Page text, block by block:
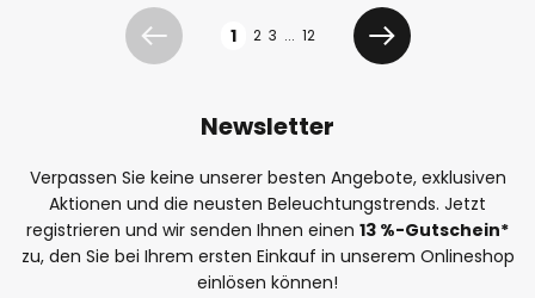
Zurück 1 2 3 ... 12
Weiter
Newsletter
Verpassen Sie keine unserer besten Angebote, exklusiven
Aktionen und die neusten Beleuchtungstrends. Jetzt
registrieren und wir senden Ihnen einen 13 %-Gutschein*
zu, den Sie bei Ihrem ersten Einkauf in unserem Onlineshop
einlösen können!